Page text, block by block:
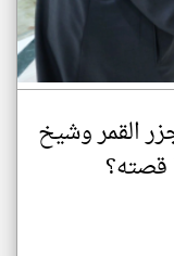
القمر وشيخ
قصته؟